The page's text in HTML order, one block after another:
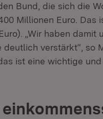
Bund, die sich die
Millionen Euro. Das
„Wir haben damit
verstärkt“, so
ist eine wichtige